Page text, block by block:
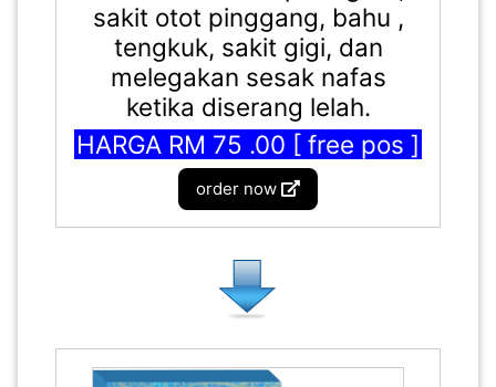
sakit otot pinggang, bahu ,
tengkuk, sakit gigi, dan
melegakan sesak nafas
ketika diserang lelah.
HARGA RM 75 .00 [ free pos ]
order now